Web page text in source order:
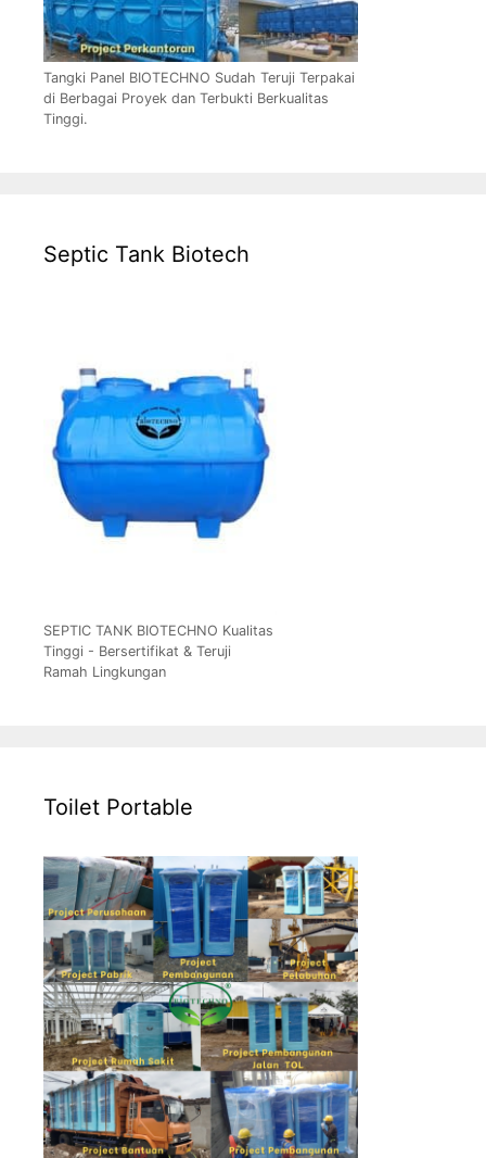
Tangki Panel BIOTECHNO Sudah Teruji Terpakai
di Berbagai Proyek dan Terbukti Berkualitas
Tinggi.
Septic Tank Biotech
SEPTIC TANK BIOTECHNO Kualitas
Tinggi - Bersertifikat & Teruji
Ramah Lingkungan
Toilet Portable